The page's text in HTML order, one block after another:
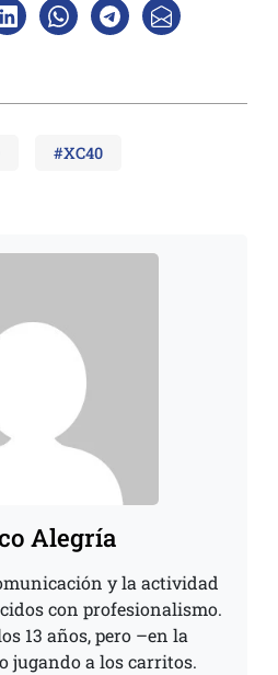
#XC40
Alegría
y la actividad
con profesionalismo.
13 años, pero –en la
jugando a los carritos.